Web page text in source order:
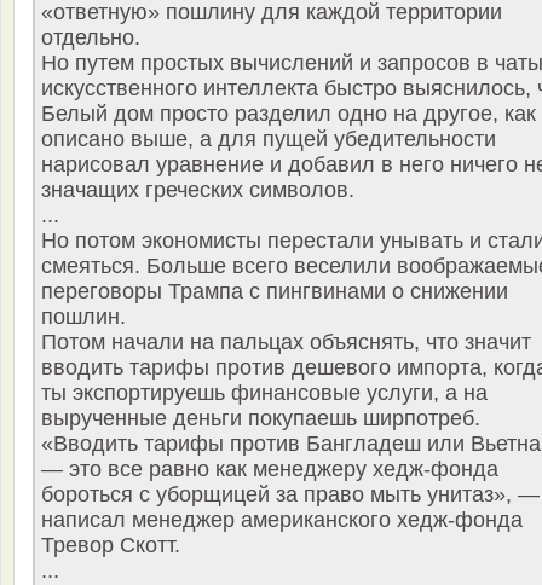
«ответную» пошлину для каждой территории
отдельно.
Но путем простых вычислений и запросов в чаты
искусственного интеллекта быстро выяснилось,
Белый дом просто разделил одно на другое, как
описано выше, а для пущей убедительности
нарисовал уравнение и добавил в него ничего
значащих греческих символов.
...
Но потом экономисты перестали унывать и
смеяться. Больше всего веселили
переговоры Трампа с пингвинами о снижении
пошлин.
Потом начали на пальцах объяснять, что значит
вводить тарифы против дешевого импорта,
ты экспортируешь финансовые услуги, а на
вырученные деньги покупаешь ширпотреб.
«Вводить тарифы против Бангладеш или
— это все равно как менеджеру хедж-фонда
бороться с уборщицей за право мыть унитаз», —
написал менеджер американского хедж-фонда
Тревор Скотт.
...